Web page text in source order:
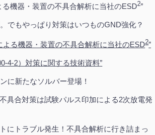
る機器・装置の不具合解析に当社のESD2”
でもやっぱり対策はいつものGND強化？
よる機器・装置の不具合解析に当社のESD2”
4-2）対策に関する技術資料”
に新たなソルバー登場！
具合対策は試験パルス印加による2次放電発
にトラブル発生！不具合解析に行き詰まっ